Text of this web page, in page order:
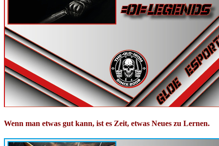
Wenn man etwas gut kann, ist es Zeit, etwas Neues zu Lernen.